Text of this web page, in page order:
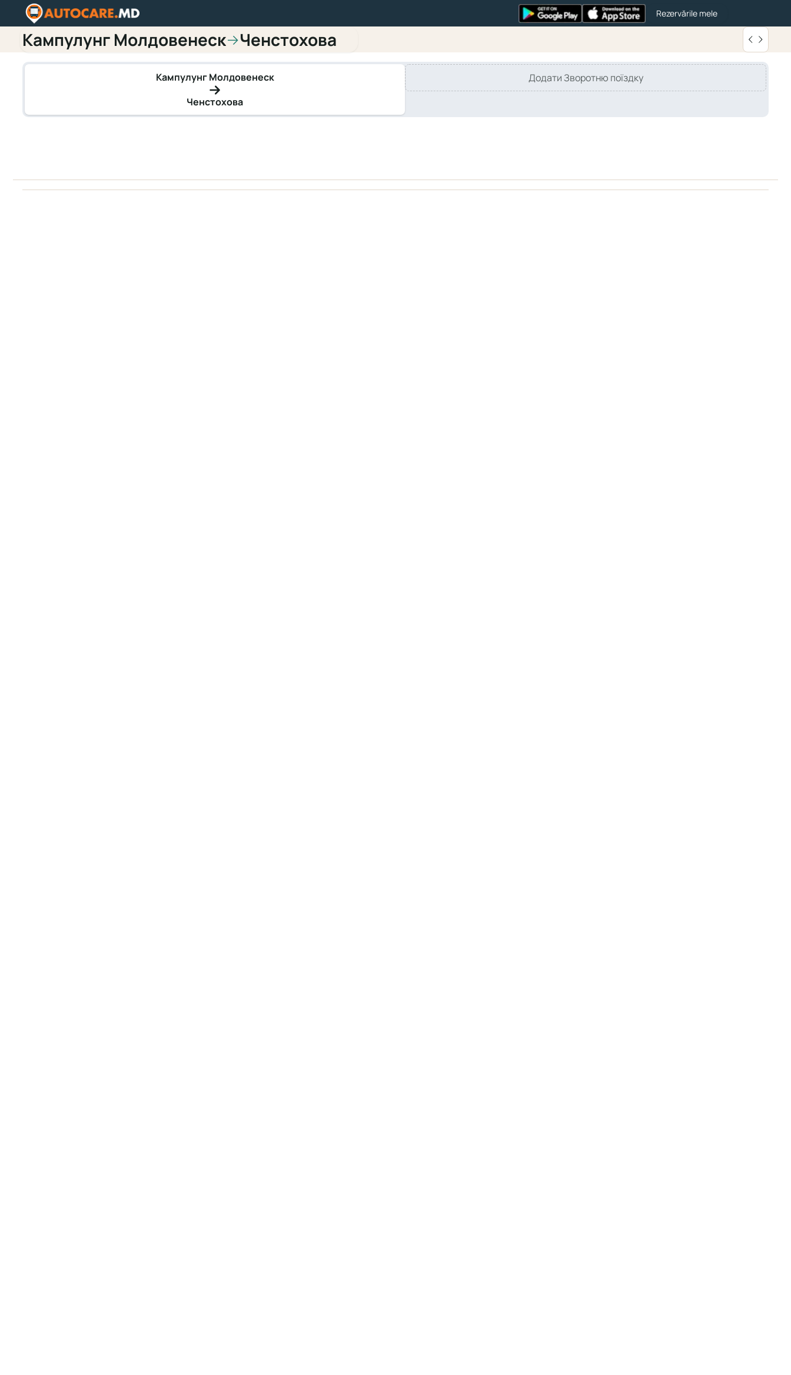
Rezervările mele
Кампулунг Молдовенеск→Ченстохова
Кампулунг Молдовенеск
Ченстохова
Додати Зворотню поїздку